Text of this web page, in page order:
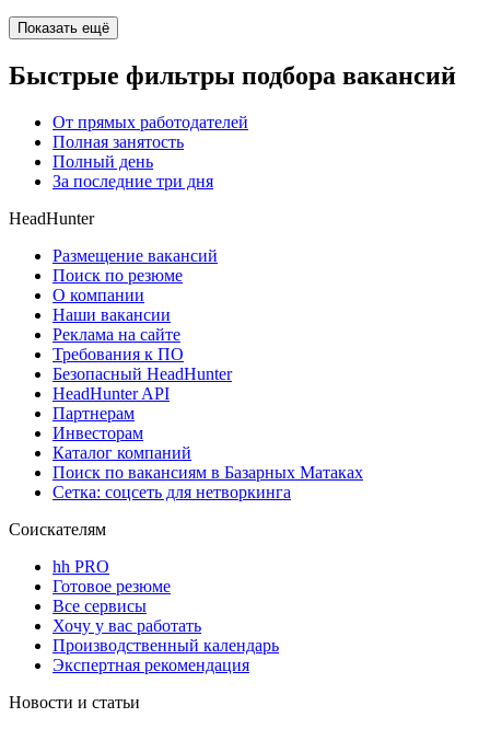
Показать ещё
Быстрые фильтры подбора вакансий
От прямых работодателей
Полная занятость
Полный день
За последние три дня
HeadHunter
Размещение вакансий
Поиск по резюме
О компании
Наши вакансии
Реклама на сайте
Требования к ПО
Безопасный HeadHunter
HeadHunter API
Партнерам
Инвесторам
Каталог компаний
Поиск по вакансиям в Базарных Матаках
Сетка: соцсеть для нетворкинга
Соискателям
hh PRO
Готовое резюме
Все сервисы
Хочу у вас работать
Производственный календарь
Экспертная рекомендация
Новости и статьи